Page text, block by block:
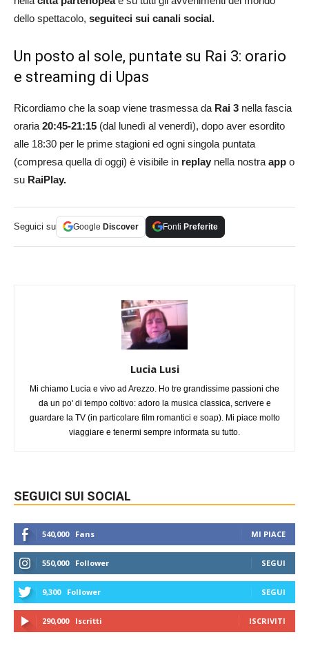
dello spettacolo, seguiteci sui canali social.
Un posto al sole, puntate su Rai 3: orario
e streaming di Upas
Ricordiamo che la soap viene trasmessa da Rai 3 nella fascia
oraria 20:45-21:15 (dal lunedì al venerdì), dopo aver esordito
alle 18:30 per le prime stagioni ed ogni singola puntata
(compresa quella di oggi) è visibile in replay nella nostra app o
su RaiPlay.
Seguici su Google Discover Fonti Preferite
Lucia Lusi
Mi chiamo Lucia e vivo ad Arezzo. Ho tre grandissime passioni che
da un po' di tempo coltivo: adoro la musica classica, scrivere e
guardare la TV (in particolare film romantici e soap). Mi piace molto
viaggiare e tenermi sempre informata su tutto.
SEGUICI SUI SOCIAL
540,000 Fans MI PIACE
550,000 Follower SEGUI
9,300 Follower SEGUI
290,000 Iscritti ISCRIVITI